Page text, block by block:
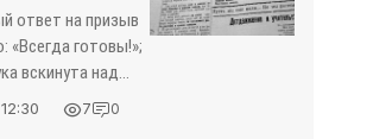
ответ на призыв
«Всегда готовы!»;
вскинута над
углом, и плотно
Красные
7 0